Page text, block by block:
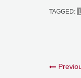
TAGGED: